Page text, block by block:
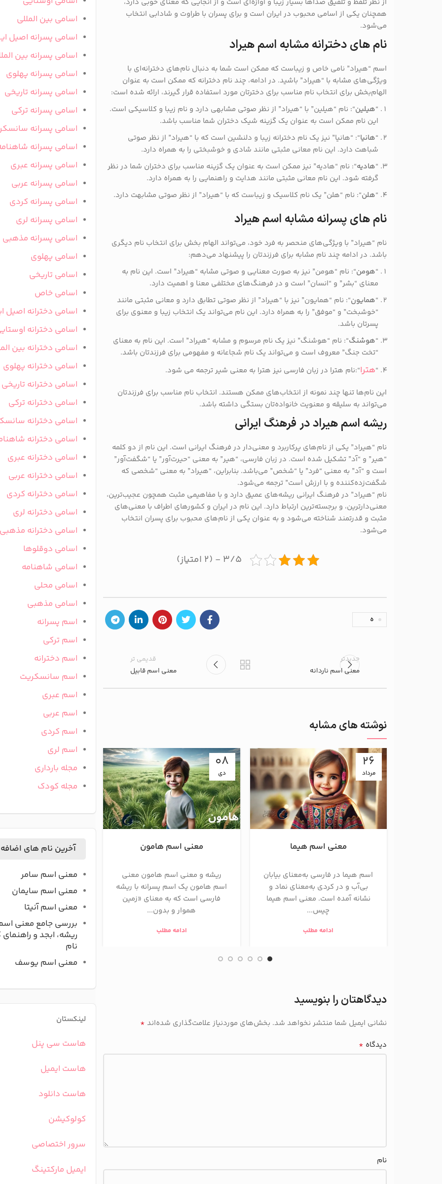
همچنان یکی از اسامی محبوب در ایران است و برای پسران با طراوت و شادابی انتخاب
می‌شود.
نام های دخترانه مشابه اسم هیراد
اسم “هیراد” نامی خاص و زیباست که ممکن است شما به دنبال نام‌های دخترانه‌ای با
ویژگی‌های مشابه با “هیراد” باشید. در ادامه، چند نام دخترانه که ممکن است به عنوان
الهام‌بخش برای انتخاب نام مناسب برای دخترتان مورد استفاده قرار گیرند، ارائه شده است:
“هیلین“: نام “هیلین” با “هیراد” از نظر صوتی مشابهی دارد و نام زیبا و کلاسیکی است.
این نام ممکن است به عنوان یک گزینه شیک دختران شما مناسب باشد.
“هانیا“: “هانیا” نیز یک نام دخترانه زیبا و دلنشین است که با “هیراد” از نظر صوتی
شباهت دارد. این نام معانی مثبتی مانند شادی و خوشبختی را به همراه دارد.
“هادیه“: نام “هادیه” نیز ممکن است به عنوان یک گزینه مناسب برای دختران شما در نظر
گرفته شود. این نام معانی مثبتی مانند هدایت و راهنمایی را به همراه دارد.
“هلن“: نام “هلن” یک نام کلاسیک و زیباست که با “هیراد” از نظر صوتی مشابهت دارد.
نام های پسرانه مشابه اسم هیراد
نام “هیراد” با ویژگی‌های منحصر به فرد خود، می‌تواند الهام ‌بخش برای انتخاب نام دیگری
باشد. در ادامه چند نام مشابه برای فرزندتان را پیشنهاد می‌دهم:
“هومن“: نام “هومن” نیز به صورت معنایی و صوتی مشابه “هیراد” است. این نام به
معنای “بشر” و “انسان” است و در فرهنگ‌های مختلفی معنا و اهمیت دارد.
“همایون“: نام “همایون” نیز با “هیراد” از نظر صوتی تطابق دارد و معانی مثبتی مانند
“خوشبخت” و “موفق” را به همراه دارد. این نام می‌تواند یک انتخاب زیبا و معنوی برای
پسرتان باشد.
“هوشنگ“: نام “هوشنگ” نیز یک نام مرسوم و مشابه “هیراد” است. این نام به معنای
“تخت جنگ” معروف است و می‌تواند یک نام شجاعانه و مفهومی برای فرزندتان باشد.
“هترا“:نام هترا در زبان فارسی نیز هترا به معنی شیر ترجمه می شود.
این نام‌ها تنها چند نمونه از انتخاب‌های ممکن هستند. انتخاب نام مناسب برای فرزندتان
می‌تواند به سلیقه و معنویت خانواده‌تان بستگی داشته باشد.
ریشه اسم هیراد در فرهنگ ایرانی
نام “هیراد” یکی از نام‌های پرکاربرد و معنی‌دار در فرهنگ ایرانی است. این نام از دو کلمه
“هیر” و “آد” تشکیل شده است. در زبان فارسی، “هیر” به معنی “حیرت‌آور” یا “شگفت‌آور”
است و “آد” به معنی “فرد” یا “شخص” می‌باشد. بنابراین، “هیراد” به معنی “شخصی که
شگفت‌زده‌کننده و با ارزش است” ترجمه می‌شود.
نام “هیراد” در فرهنگ ایرانی ریشه‌های عمیق دارد و با مفاهیمی مثبت همچون عجیب‌ترین،
معنی‌دارترین، و برجسته‌ترین ارتباط دارد. این نام در ایران و کشورهای اطراف با معنی‌های
مثبت و قدرتمند شناخته می‌شود و به عنوان یکی از نام‌های محبوب برای پسران انتخاب
می‌شود.
۳/۵ - (۲ امتیاز)
ه
جدیدتر
معنی اسم ناردانه
قدیمی تر
معنی اسم قابیل
نوشته های مشابه
26
مرداد
معنی اسم هیما
اسم هیما در فارسی به‌معنای بیابان
بی‌آب و در کردی به‌معنای نماد و
نشانه آمده است. معنی اسم هیما
چیس...
ادامه مطلب
08
دی
معنی اسم هامون
ریشه و معنی اسم هامون معنی
اسم هامون یک اسم پسرانه با ریشه
فارسی است که به معنای «زمین
هموار و بدون...
ادامه مطلب
آذر
معنی اسم
ریشه و معنی اسم
«هومان» یک اسم
فارسی است که به
روح خوب و ن...
ادامه مطلب
دیدگاهتان را بنویسید
نشانی ایمیل شما منتشر نخواهد شد. بخش‌های موردنیاز علامت‌گذاری شده‌اند *
دیدگاه *
نام
اسامی بین المللی
اسامی پسرانه اصیل
اسامی پسرانه بین
اسامی پسرانه پهلوی
اسامی پسرانه تاریخی
اسامی پسرانه ترکی
اسامی پسرانه
اسامی پسرانه
اسامی پسرانه عبری
اسامی پسرانه عربی
اسامی پسرانه کردی
اسامی پسرانه لری
اسامی پسرانه مذهبی
اسامی پهلوی
اسامی تاریخی
اسامی خاص
اسامی دخترانه اصیل
اسامی دخترانه
اسامی دخترانه بین
اسامی دخترانه پهلوی
اسامی دخترانه تاریخی
اسامی دخترانه ترکی
اسامی دخترانه
اسامی دخترانه
اسامی دخترانه عبری
اسامی دخترانه عربی
اسامی دخترانه کردی
اسامی دخترانه لری
اسامی دخترانه مذهبی
اسامی دوقلوها
اسامی شاهنامه
اسامی محلی
اسامی مذهبی
اسم پسرانه
اسم ترکی
اسم دخترانه
اسم سانسکریت
اسم عبری
اسم عربی
اسم کردی
اسم لری
مجله بارداری
مجله کودک
آخرین نام های
معنی اسم سامر
معنی اسم سایمان
معنی اسم آنیتا
بررسی جامع معنی
ریشه، ابجد و
نام
معنی اسم یوسف
لینکستان
هاست سی پنل
هاست ایمیل
هاست دانلود
کولوکیشن
سرور اختصاصی
ایمیل مارکتینگ